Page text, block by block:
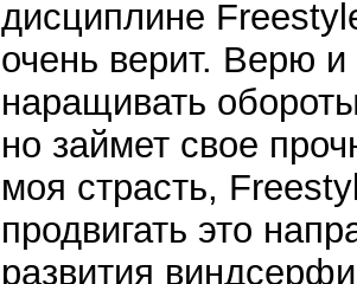
дисциплине
очень верит. Верю и
наращивать
но займет свое
моя страсть,
продвигать это
развития